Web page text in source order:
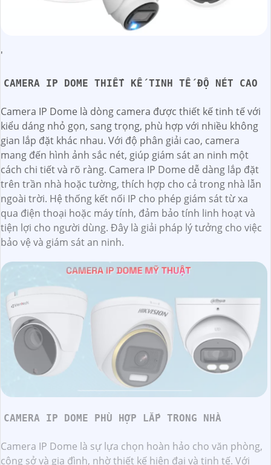
'
CAMERA IP DOME THIẾT KẾ TINH TẾ ĐỘ NÉT CAO
Camera IP Dome là dòng camera được thiết kế tinh tế với
kiểu dáng nhỏ gọn, sang trọng, phù hợp với nhiều không
gian lắp đặt khác nhau. Với độ phân giải cao, camera
mang đến hình ảnh sắc nét, giúp giám sát an ninh một
cách chi tiết và rõ ràng. Camera IP Dome dễ dàng lắp đặt
trên trần nhà hoặc tường, thích hợp cho cả trong nhà lẫn
ngoài trời. Hệ thống kết nối IP cho phép giám sát từ xa
qua điện thoại hoặc máy tính, đảm bảo tính linh hoạt và
tiện lợi cho người dùng. Đây là giải pháp lý tưởng cho việc
bảo vệ và giám sát an ninh.
CAMERA IP DOME PHÙ HỢP LẮP TRONG NHÀ
Camera IP Dome là sự lựa chọn hoàn hảo cho văn phòng,
công sở và gia đình, nhờ thiết kế hiện đại và tinh tế. Với